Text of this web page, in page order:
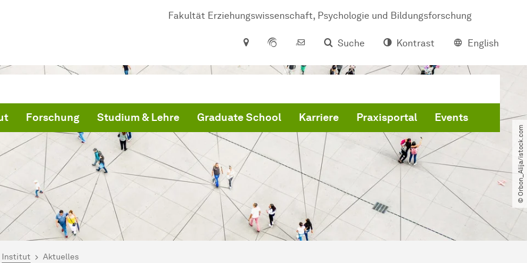
Fakultät Erziehungswissenschaft, Psychologie und Bildungsforschung
Suche
Kontrast English
Forschung Studium & Lehre Graduate School Karriere Praxisportal Events
© Orbon_Alija​/​istock.com
hier:
Institut Aktuelles